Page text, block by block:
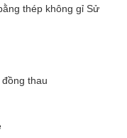
thép không gỉ Sử
thau